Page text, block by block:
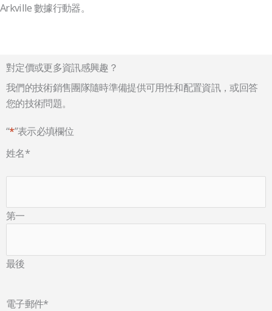
Arkville 數據行動器。
對定價或更多資訊感興趣？
我們的技術銷售團隊隨時準備提供可用性和配置資訊，或回答
您的技術問題。
“*”表示必填欄位
姓名*
第一
最後
電子郵件*